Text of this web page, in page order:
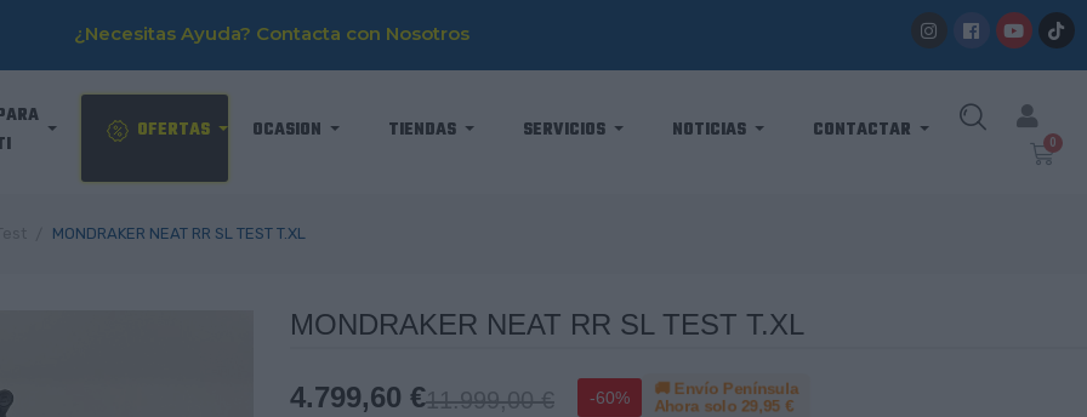
¿Necesitas Ayuda? Contacta con Nosotros
OFERTAS OCASION TIENDAS SERVICIOS NOTICIAS CONTACTAR
MONDRAKER NEAT RR SL TEST T.XL
MONDRAKER NEAT RR SL TEST T.XL
4.799,60 €11.999,00 € -60% 🚚 Envío Península
Ahora solo29,95 €